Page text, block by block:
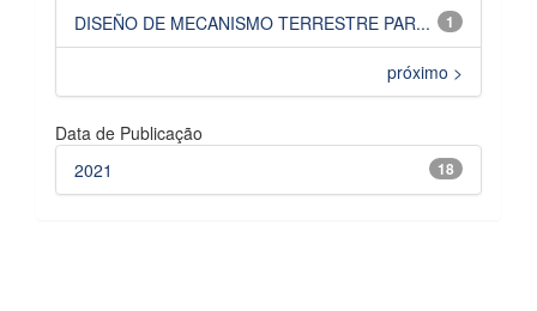
1
DISEÑO DE MECANISMO TERRESTRE PAR...
próximo >
Data de Publicação
18
2021